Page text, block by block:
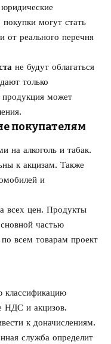
могут стать
от реального перечня
не будут облагаться
только
продукция может
покупателям
на алкоголь и табак.
к акцизам. Также
и
всех цен. Продукты
частью
всем товарам проект
классификацию
НДС и акцизов.
к доначислениям.
служба определит